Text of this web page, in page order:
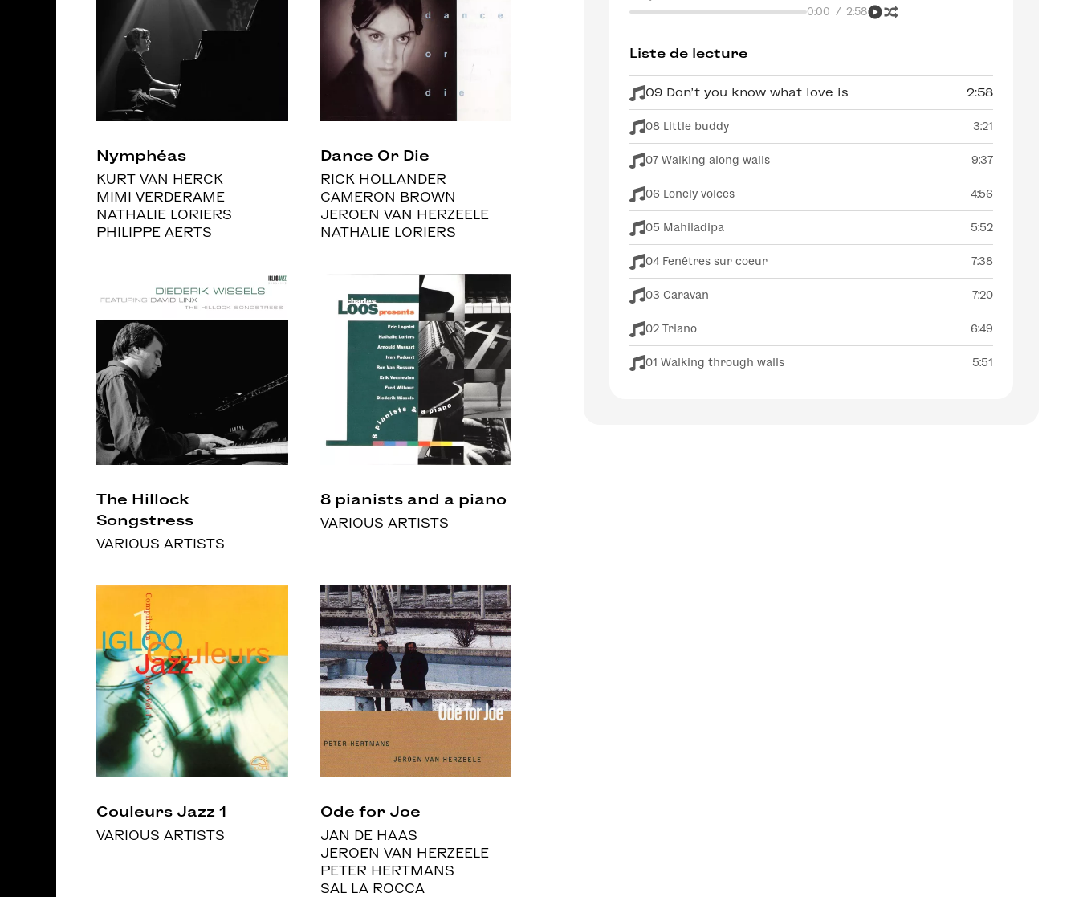
Nymphéas
KURT VAN HERCK
MIMI VERDERAME
NATHALIE LORIERS
PHILIPPE AERTS
Dance Or Die
RICK HOLLANDER
CAMERON BROWN
JEROEN VAN HERZEELE
NATHALIE LORIERS
The Hillock
Songstress
VARIOUS ARTISTS
8 pianists and a piano
VARIOUS ARTISTS
Couleurs Jazz 1
VARIOUS ARTISTS
Ode for Joe
JAN DE HAAS
JEROEN VAN HERZEELE
PETER HERTMANS
SAL LA ROCCA
0:00 / 2:58
Liste de lecture
09 Don't you know what love is 2:58
08 Little buddy 3:21
07 Walking along walls 9:37
06 Lonely voices 4:56
05 Mahiladipa 5:52
04 Fenêtres sur coeur 7:38
03 Caravan 7:20
02 Triano 6:49
01 Walking through walls 5:51